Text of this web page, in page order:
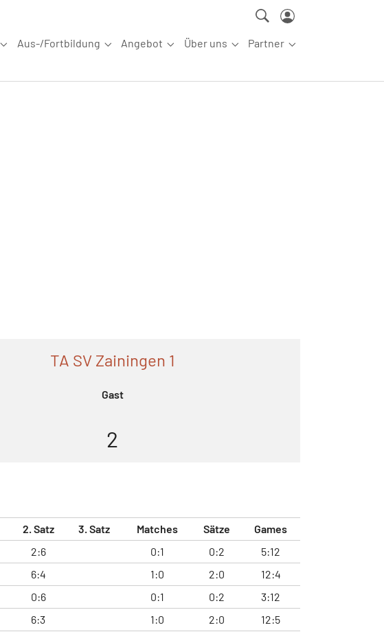
Submenu for "Wettkampfsport"
Aus-/Fortbildung
Submenu for "Aus-/Fortbildung"
Angebot
Submenu for "Angebot"
Über uns
Submenu for "Über uns"
Partner
Submenu for
TA SV Zainingen 1
Gast
2
2. Satz 3. Satz Matches Sätze Games
2:6 0:1 0:2 5:12
6:4 1:0 2:0 12:4
0:6 0:1 0:2 3:12
6:3 1:0 2:0
12:5